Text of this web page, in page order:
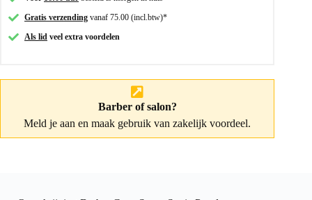
Gratis verzending vanaf 75.00 (incl.btw)*
Als lid veel extra voordelen
Barber of salon?
Meld je aan en maak gebruik van zakelijk voordeel.